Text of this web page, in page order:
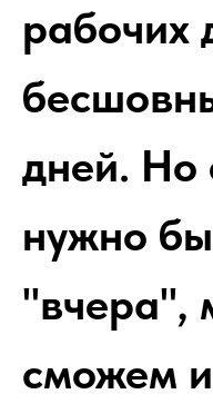
рабочих
дней. Но
нужно
"вчера",
сможем